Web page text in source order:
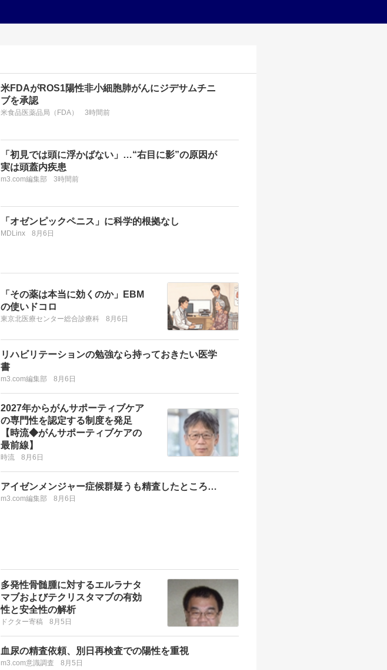
米FDAがROS1陽性非小細胞肺がんにジデサムチニ
ブを承認
米食品医薬品局（FDA） 3時間前
「初見では頭に浮かばない」…“右目に影”の原因が
実は頭蓋内疾患
m3.com編集部 3時間前
「オゼンピックペニス」に科学的根拠なし
MDLinx 8月6日
「その薬は本当に効くのか」EBM
の使いドコロ
東京北医療センター総合診療科 8月6日
リハビリテーションの勉強なら持っておきたい医学
書
m3.com編集部 8月6日
2027年からがんサポーティブケア
の専門性を認定する制度を発足
【時流◆がんサポーティブケアの
最前線】
時流 8月6日
アイゼンメンジャー症候群疑うも精査したところ…
m3.com編集部 8月6日
多発性骨髄腫に対するエルラナタ
マブおよびテクリスタマブの有効
性と安全性の解析
ドクター寄稿 8月5日
血尿の精査依頼、別日再検査での陽性を重視
m3.com意識調査 8月5日